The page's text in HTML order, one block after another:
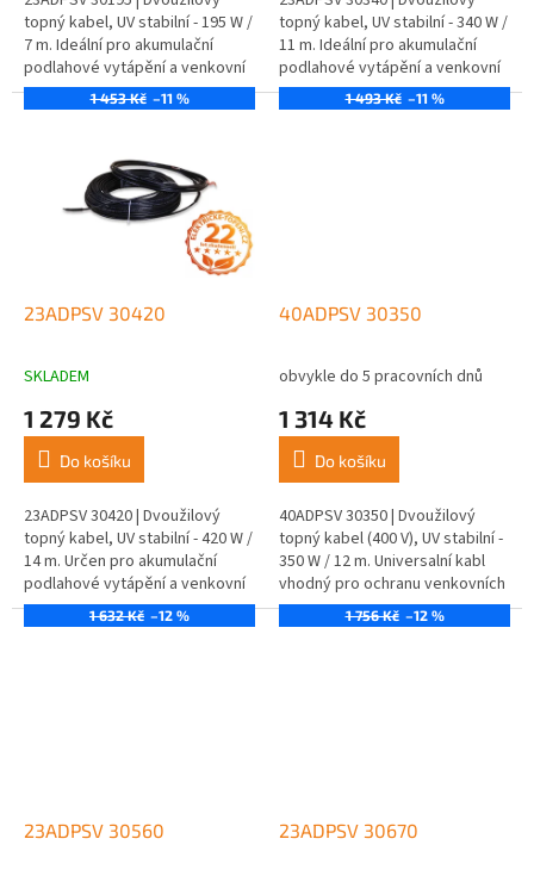
topný kabel, UV stabilní - 195 W /
7 m. Ideální pro akumulační
podlahové vytápění a venkovní
aplikace.
topný kabel, UV stabilní - 340 W /
11 m. Ideální pro akumulační
podlahové vytápění a venkovní
aplikace.
1 453 Kč –11 %
23ADPSV 30420
SKLADEM
1 279 Kč
Do košíku
23ADPSV 30420 | Dvoužilový
topný kabel, UV stabilní - 420 W /
14 m. Určen pro akumulační
podlahové vytápění a venkovní
aplikace.
1 493 Kč –11 %
40ADPSV 30350
obvykle do 5 pracovních dnů
1 314 Kč
Do košíku
40ADPSV 30350 | Dvoužilový
topný kabel (400 V), UV stabilní -
350 W / 12 m. Universalní kabl
vhodný pro ochranu venkovních
ploch a okapů.
1 632 Kč –12 %
23ADPSV 30560
1 756 Kč –12 %
23ADPSV 30670